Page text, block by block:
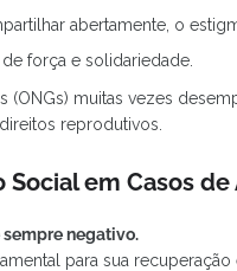
abertamente, o
força e solidariedade.
(ONGs) muitas vezes
reprodutivos.
Social em Casos
sempre negativo.
para sua